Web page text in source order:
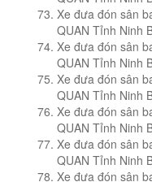
Xe đưa đón sân
QUAN Tỉnh Ninh
Xe đưa đón sân
QUAN Tỉnh Ninh
Xe đưa đón sân
QUAN Tỉnh Ninh
Xe đưa đón sân
QUAN Tỉnh Ninh
Xe đưa đón sân
QUAN Tỉnh Ninh
Xe đưa đón sân